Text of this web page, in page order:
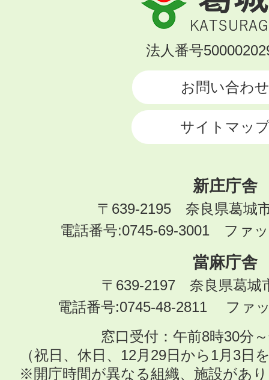
城
市
KATSURAGI
法人番号
お問い合わせ
サイトマッ
新庄庁舎
〒639-2195 奈良県葛城
電話番号:0745-69-3001 ファ
當麻庁舎
〒639-2197 奈良県葛城
電話番号:0745-48-2811 ファ
窓口受付：午前8時30分
（祝日、休日、12月29日から1月3日
※開庁時間が異なる組織、施設があ